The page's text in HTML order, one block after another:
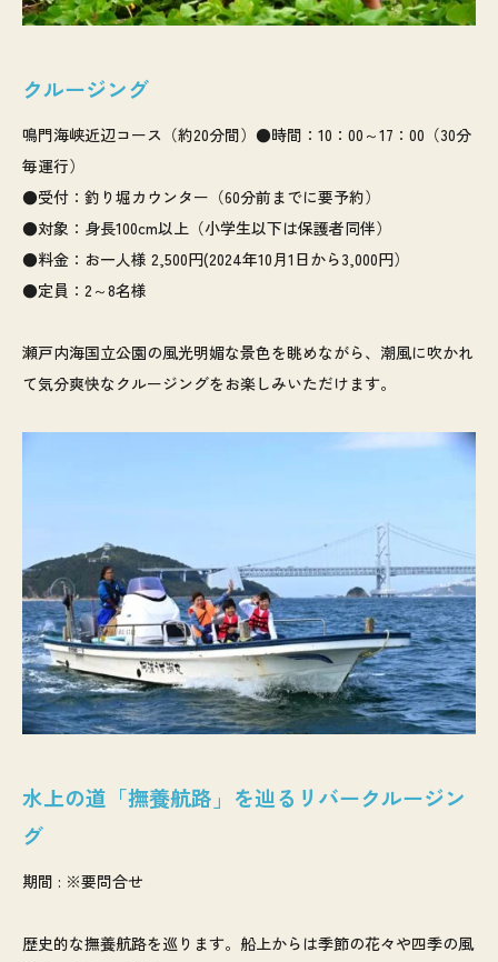
クルージング
鳴門海峡近辺コース（約20分間）●時間：10：00～17：00（30分
毎運行）
●受付：釣り堀カウンター（60分前までに要予約）
●対象：身長100cm以上（小学生以下は保護者同伴）
●料金：お一人様 2,500円(2024年10月1日から3,000円）
●定員：2～8名様
瀬戸内海国立公園の風光明媚な景色を眺めながら、潮風に吹かれ
て気分爽快なクルージングをお楽しみいただけます。
水上の道「撫養航路」を辿るリバークルージン
グ
期間 : ※要問合せ
歴史的な撫養航路を巡ります。船上からは季節の花々や四季の風